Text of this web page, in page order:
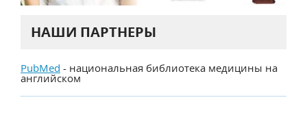
НАШИ ПАРТНЕРЫ
PubMed - национальная библиотека медицины на
английском